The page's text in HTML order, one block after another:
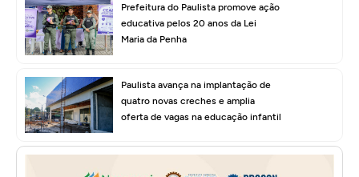
Prefeitura do Paulista promove ação
educativa pelos 20 anos da Lei
Maria da Penha
Paulista avança na implantação de
quatro novas creches e amplia
oferta de vagas na educação infantil